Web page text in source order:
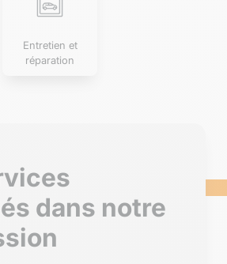
Entretien et
réparation
dans notre